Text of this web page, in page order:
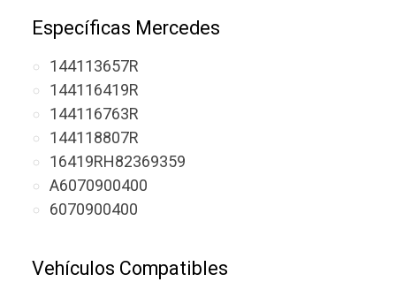
Específicas Mercedes
144113657R
144116419R
144116763R
144118807R
16419RH82369359
A6070900400
6070900400
Vehículos Compatibles